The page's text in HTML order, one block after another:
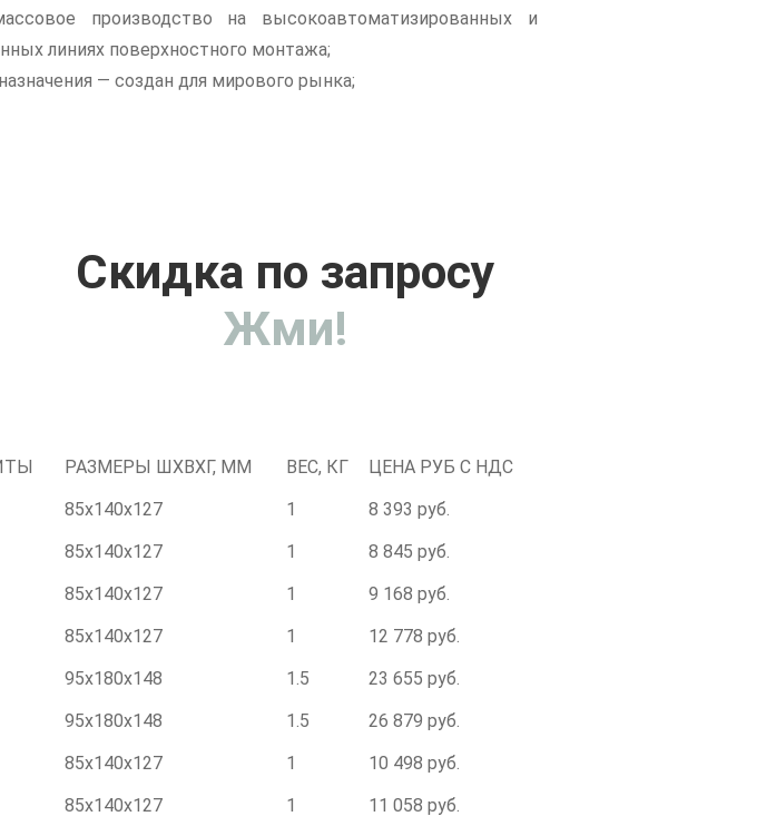
производство на высокоавтоматизированных и
линиях поверхностного монтажа;
— создан для мирового рынка;
Скидка по запросу
Жми!
РАЗМЕРЫ ШXВXГ, ММ ВЕС, КГ
ЦЕНА РУБ С НДС
85х140х127 1
8 393 руб.
85х140х127 1
8 845 руб.
85х140х127 1
9 168 руб.
85х140х127 1
12 778 руб.
95х180х148 1.5
23 655 руб.
95х180х148 1.5
26 879 руб.
85х140х127 1
10 498 руб.
85х140х127 1
11 058 руб.